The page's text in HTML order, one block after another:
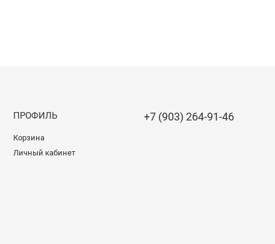
ПРОФИЛЬ
Корзина
Личный кабинет
+7 (903) 264-91-46